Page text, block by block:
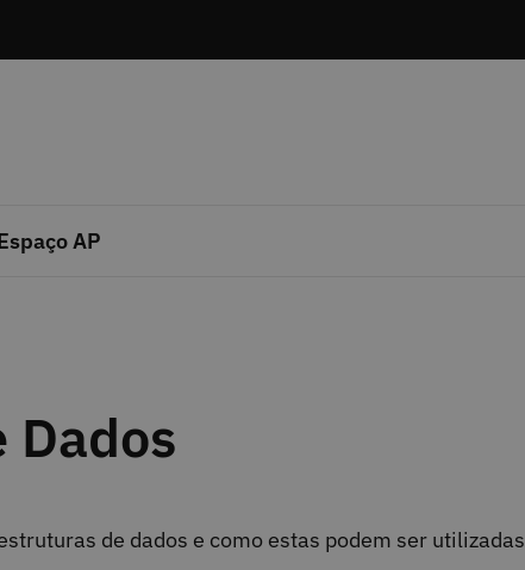
AP
Dados
de dados e como estas podem ser utilizadas